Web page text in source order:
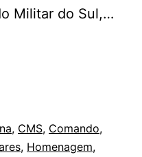
Militar do Sul,…
, CMS, Comando,
, Homenagem,